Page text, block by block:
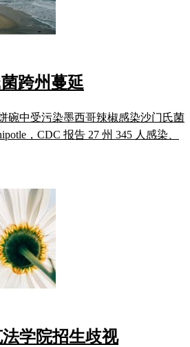
跨州蔓延
碗中受污染墨西哥辣椒感染沙门氏菌
，CDC 报告 27 州 345 人感染、
学院招生歧视